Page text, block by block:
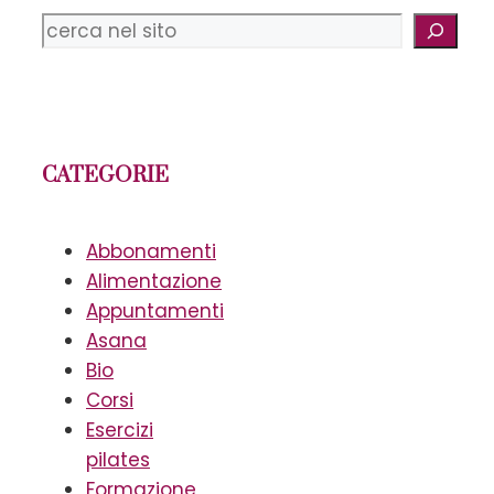
Cerca
CATEGORIE
Abbonamenti
Alimentazione
Appuntamenti
Asana
Bio
Corsi
Esercizi
pilates